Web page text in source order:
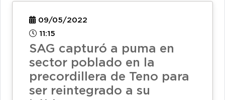
09/05/2022
11:15
SAG capturó a puma en
sector poblado en la
precordillera de Teno para
ser reintegrado a su